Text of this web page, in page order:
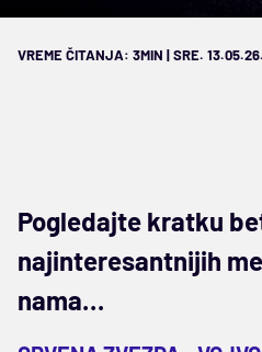
VREME ČITANJA: 3MIN | SRE.
Pogledajte kratku
najinteresantnijih
nama…